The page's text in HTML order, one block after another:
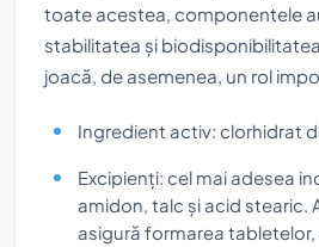
toate acestea, componentele
stabilitatea și
joacă, de asemenea, un rol
Ingredient activ: clorhidrat
Excipienți: cel mai adesea
amidon, talc și acid stearic.
asigură formarea tabletelor,